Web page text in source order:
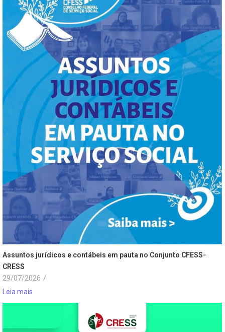
Assuntos jurídicos e contábeis em pauta no Conjunto CFESS-
CRESS
29/07/2026 /
Leia mais